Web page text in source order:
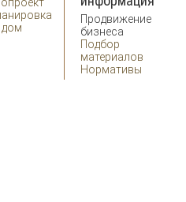
Продвижение
бизнеса
Подбор
материалов
Нормативы